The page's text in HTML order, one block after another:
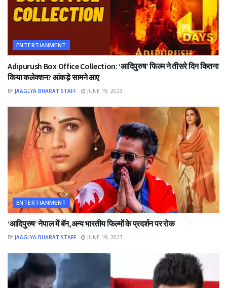
ENTERTIANMENT
Adipurush Box Office Collection: ‘आदिपुरुष’ फिल्म ने तीसरे दिन कितना
किया कलेक्शन? आंकड़े सामने आए
BY JAAGLYA BHARAT STAFF JUNE 19, 2023
ENTERTIANMENT
‘आदिपुरुष’ नेपाल में बॅन,अन्य भारतीय फिल्मों के प्रदर्शन पर रोक
BY JAAGLYA BHARAT STAFF JUNE 19, 2023